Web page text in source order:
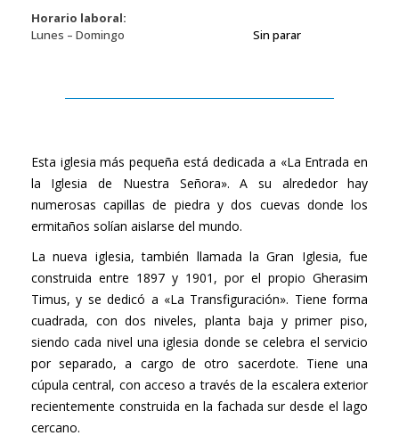
Horario laboral:
Lunes – Domingo
Sin parar
Esta iglesia más pequeña está dedicada a «La Entrada en
la Iglesia de Nuestra Señora». A su alrededor hay
numerosas capillas de piedra y dos cuevas donde los
ermitaños solían aislarse del mundo.
La nueva iglesia, también llamada la Gran Iglesia, fue
construida entre 1897 y 1901, por el propio Gherasim
Timus, y se dedicó a «La Transfiguración». Tiene forma
cuadrada, con dos niveles, planta baja y primer piso,
siendo cada nivel una iglesia donde se celebra el servicio
por separado, a cargo de otro sacerdote. Tiene una
cúpula central, con acceso a través de la escalera exterior
recientemente construida en la fachada sur desde el lago
cercano.